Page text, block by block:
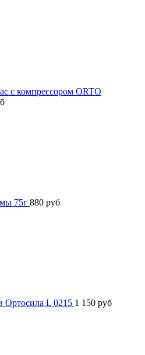
с компрессором ORTO
75г 880 руб
Ортосила L 0215 1 150 руб